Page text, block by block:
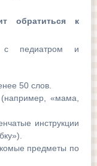
обратиться к
с педиатром и
50 слов.
«мама,
инструкции
предметы по